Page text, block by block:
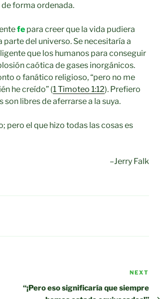
forma ordenada.
fe para creer que la vida pudiera
del universo. Se necesitaría a
que los humanos para conseguir
caótica de gases inorgánicos.
o fanático religioso, “pero no me
he creído” (1 Timoteo 1:12). Prefiero
libres de aferrarse a la suya.
pero el que hizo todas las cosas es
–Jerry Falk
Post
NEXT
“¡Pero eso significaría que siempre